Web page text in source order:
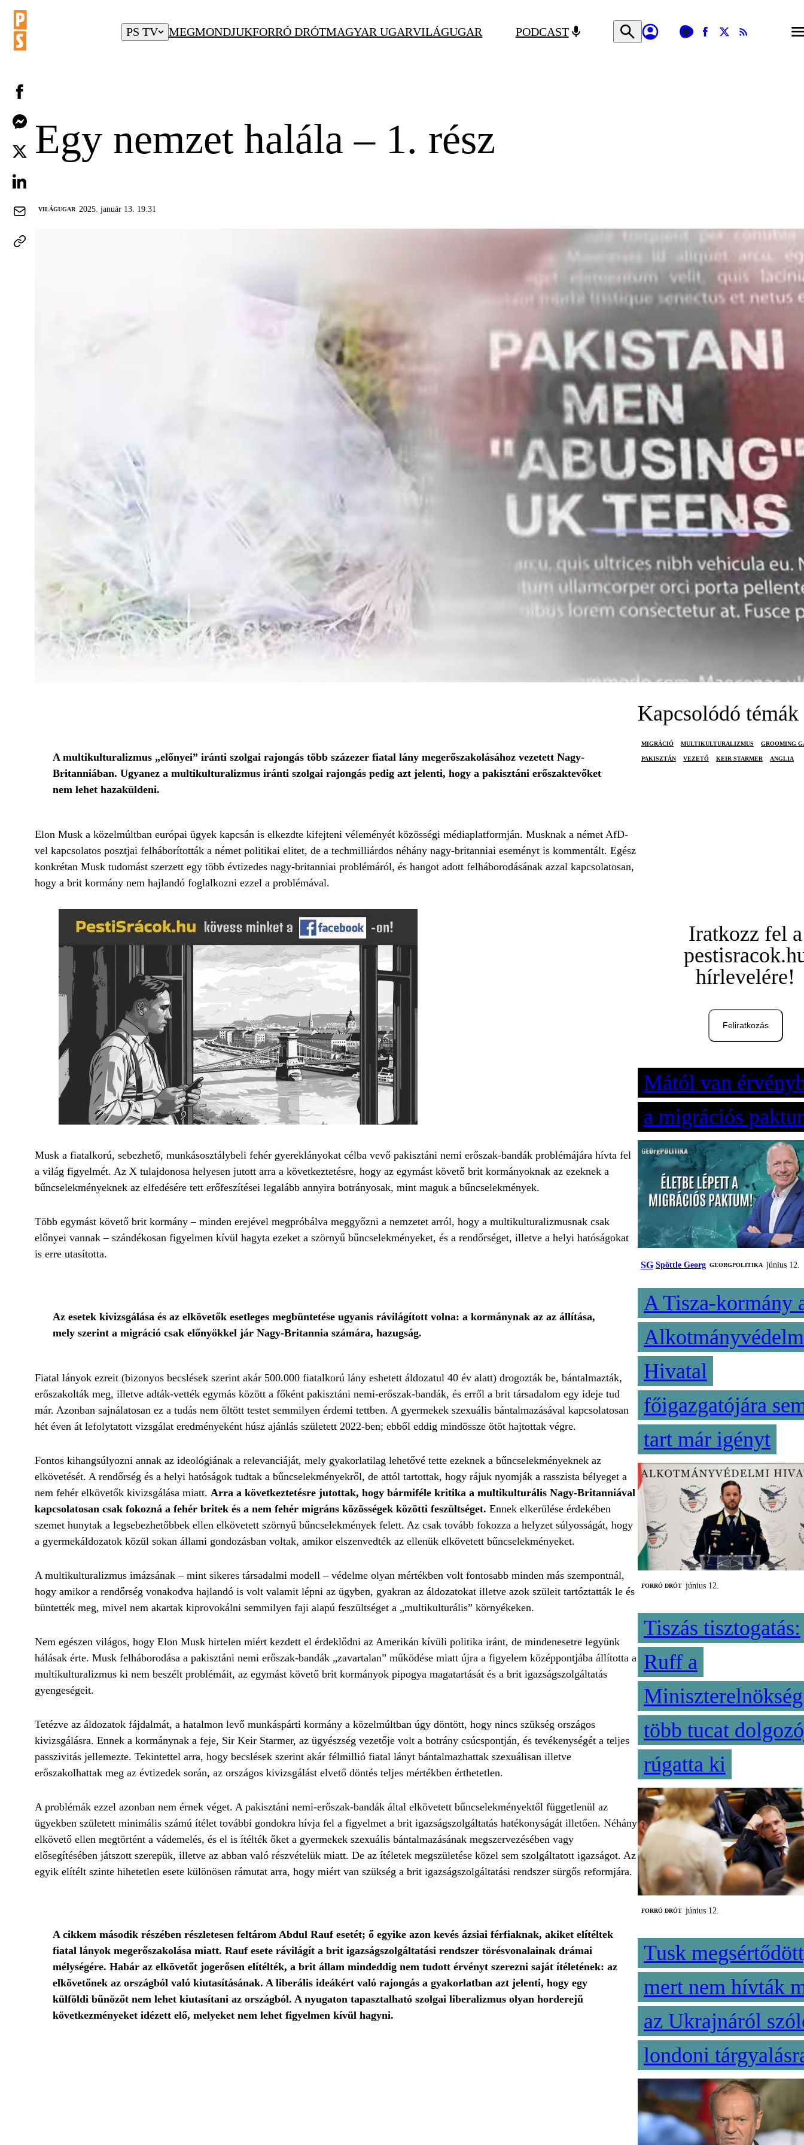
PS TV MEGMONDJUKFORRÓ DRÓTMAGYAR UGARVILÁGUGAR PODCAST
Egy nemzet halála – 1. rész
VILÁGUGAR 2025. január 13. 19:31
A multikulturalizmus „előnyei” iránti szolgai rajongás több százezer fiatal lány megerőszakolásához vezetett Nagy-
Britanniában. Ugyanez a multikulturalizmus iránti szolgai rajongás pedig azt jelenti, hogy a pakisztáni erőszaktevőket
nem lehet hazaküldeni.
Elon Musk a közelmúltban európai ügyek kapcsán is elkezdte kifejteni véleményét közösségi médiaplatformján. Musknak a német AfD-
vel kapcsolatos posztjai felháborították a német politikai elitet, de a techmilliárdos néhány nagy-britanniai eseményt is kommentált. Egész
konkrétan Musk tudomást szerzett egy több évtizedes nagy-britanniai problémáról, és hangot adott felháborodásának azzal kapcsolatosan,
hogy a brit kormány nem hajlandó foglalkozni ezzel a problémával.
Musk a fiatalkorú, sebezhető, munkásosztálybeli fehér gyereklányokat célba vevő pakisztáni nemi erőszak-bandák problémájára hívta fel
a világ figyelmét. Az X tulajdonosa helyesen jutott arra a következtetésre, hogy az egymást követő brit kormányoknak az ezeknek a
bűncselekményeknek az elfedésére tett erőfeszítései legalább annyira botrányosak, mint maguk a bűncselekmények.
Több egymást követő brit kormány – minden erejével megpróbálva meggyőzni a nemzetet arról, hogy a multikulturalizmusnak csak
előnyei vannak – szándékosan figyelmen kívül hagyta ezeket a szörnyű bűncselekményeket, és a rendőrséget, illetve a helyi hatóságokat
is erre utasította.
Az esetek kivizsgálása és az elkövetők esetleges megbüntetése ugyanis rávilágított volna: a kormánynak az az állítása,
mely szerint a migráció csak előnyökkel jár Nagy-Britannia számára, hazugság.
Fiatal lányok ezreit (bizonyos becslések szerint akár 500.000 fiatalkorú lány eshetett áldozatul 40 év alatt) drogozták be, bántalmazták,
erőszakolták meg, illetve adták-vették egymás között a főként pakisztáni nemi-erőszak-bandák, és erről a brit társadalom egy ideje tud
már. Azonban sajnálatosan ez a tudás nem öltött testet semmilyen érdemi tettben. A gyermekek szexuális bántalmazásával kapcsolatosan
hét éven át lefolytatott vizsgálat eredményeként húsz ajánlás született 2022-ben; ebből eddig mindössze ötöt hajtottak végre.
Fontos kihangsúlyozni annak az ideológiának a relevanciáját, mely gyakorlatilag lehetővé tette ezeknek a bűncselekményeknek az
elkövetését. A rendőrség és a helyi hatóságok tudtak a bűncselekményekről, de attól tartottak, hogy rájuk nyomják a rasszista bélyeget a
nem fehér elkövetők kivizsgálása miatt. Arra a következtetésre jutottak, hogy bármiféle kritika a multikulturális Nagy-Britanniával
kapcsolatosan csak fokozná a fehér britek és a nem fehér migráns közösségek közötti feszültséget. Ennek elkerülése érdekében
szemet hunytak a legsebezhetőbbek ellen elkövetett szörnyű bűncselekmények felett. Az csak tovább fokozza a helyzet súlyosságát, hogy
a gyermekáldozatok közül sokan állami gondozásban voltak, amikor elszenvedték az ellenük elkövetett bűncselekményeket.
A multikulturalizmus imázsának – mint sikeres társadalmi modell – védelme olyan mértékben volt fontosabb minden más szempontnál,
hogy amikor a rendőrség vonakodva hajlandó is volt valamit lépni az ügyben, gyakran az áldozatokat illetve azok szüleit tartóztatták le és
büntették meg, mivel nem akartak kiprovokálni semmilyen faji alapú feszültséget a „multikulturális” környékeken.
Nem egészen világos, hogy Elon Musk hirtelen miért kezdett el érdeklődni az Amerikán kívüli politika iránt, de mindenesetre legyünk
hálásak érte. Musk felháborodása a pakisztáni nemi erőszak-bandák „zavartalan” működése miatt újra a figyelem középpontjába állította a
multikulturalizmus ki nem beszélt problémáit, az egymást követő brit kormányok pipogya magatartását és a brit igazságszolgáltatás
gyengeségeit.
Tetézve az áldozatok fájdalmát, a hatalmon levő munkáspárti kormány a közelmúltban úgy döntött, hogy nincs szükség országos
kivizsgálásra. Ennek a kormánynak a feje, Sir Keir Starmer, az ügyészség vezetője volt a botrány csúcspontján, és tevékenységét a teljes
passzivitás jellemezte. Tekintettel arra, hogy becslések szerint akár félmillió fiatal lányt bántalmazhattak szexuálisan illetve
erőszakolhattak meg az évtizedek során, az országos kivizsgálást elvető döntés teljes mértékben érthetetlen.
A problémák ezzel azonban nem érnek véget. A pakisztáni nemi-erőszak-bandák által elkövetett bűncselekményektől függetlenül az
ügyekben született minimális számú ítélet további gondokra hívja fel a figyelmet a brit igazságszolgáltatás hatékonyságát illetően. Néhány
elkövető ellen megtörtént a vádemelés, és el is ítélték őket a gyermekek szexuális bántalmazásának megszervezésében vagy
elősegítésében játszott szerepük, illetve az abban való részvételük miatt. De az ítéletek megszületése közel sem szolgáltatott igazságot. Az
egyik elítélt szinte hihetetlen esete különösen rámutat arra, hogy miért van szükség a brit igazságszolgáltatási rendszer sürgős reformjára.
A cikkem második részében részletesen feltárom Abdul Rauf esetét; ő egyike azon kevés ázsiai férfiaknak, akiket elítéltek
fiatal lányok megerőszakolása miatt. Rauf esete rávilágít a brit igazságszolgáltatási rendszer törésvonalainak drámai
mélységére. Habár az elkövetőt jogerősen elítélték, a brit állam mindeddig nem tudott érvényt szerezni saját ítéletének: az
elkövetőnek az országból való kiutasításának. A liberális ideákért való rajongás a gyakorlatban azt jelenti, hogy egy
külföldi bűnözőt nem lehet kiutasítani az országból. A nyugaton tapasztalható szolgai liberalizmus olyan horderejű
következményeket idézett elő, melyeket nem lehet figyelmen kívül hagyni.
Kapcsolódó témák
MIGRÁCIÓ MULTIKULTURALIZMUS GROOMING
PAKISZTÁN VEZETŐ KEIR STARMER ANGLIA
Iratkozz fel a
hírlevelére!
Feliratkozás
Mától van
a migrációs
SG Spöttle Georg ‎GEORGPOLITIKA június 12.
A Tisza-kormány
Hivatal
főigazgatójára
tart már igényt
FORRÓ DRÓT június 12.
Tiszás tisztogatás:
Ruff a
Miniszterelnökség
több tucat
rúgatta ki
FORRÓ DRÓT június 12.
Tusk
mert nem hívták
az Ukrajnáról
londoni